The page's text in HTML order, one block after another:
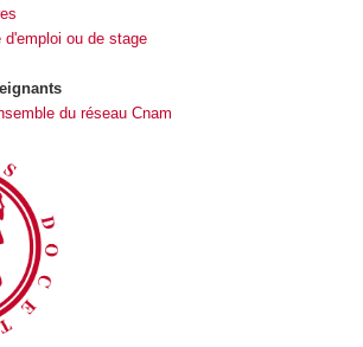
d'emploi ou de stage
du réseau Cnam